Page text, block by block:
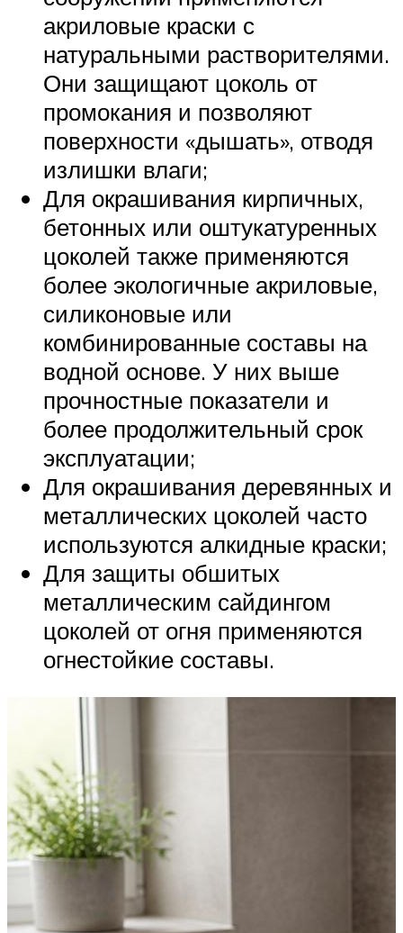
акриловые краски с
натуральными растворителями.
Они защищают цоколь от
промокания и позволяют
поверхности «дышать», отводя
излишки влаги;
Для окрашивания кирпичных,
бетонных или оштукатуренных
цоколей также применяются
более экологичные акриловые,
силиконовые или
комбинированные составы на
водной основе. У них выше
прочностные показатели и
более продолжительный срок
эксплуатации;
Для окрашивания деревянных и
металлических цоколей часто
используются алкидные краски;
Для защиты обшитых
металлическим сайдингом
цоколей от огня применяются
огнестойкие составы.